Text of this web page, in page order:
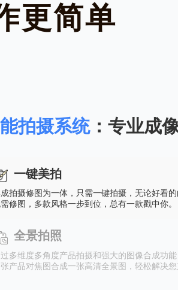
更简单
拍摄系统：专业成
一键美拍
拍摄修图为一体，只需一键拍摄，无论好看
修图，多款风格一步到位，总有一款戳中你。
全景拍照
多维度多角度产品拍摄和强大的图像合成功
产品对焦图合成一张高清全景图，轻松解决您